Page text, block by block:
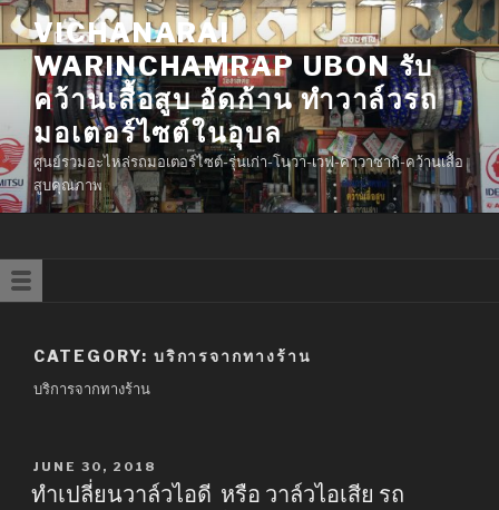
Skip
to
content
VICHANARAI
WARINCHAMRAP UBON รับ
คว้านเสื้อสูบ อัดก้าน ทำวาล์วรถ
มอเตอร์ไซต์ในอุบล
ศูนย์รวมอะไหล่รถมอเตอร์ไซต์-รุ่นเก่า-โนวา-เวฟ-คาวาซากิ-คว้านเสื้อ
สูบคุณภาพ
CATEGORY: บริการจากทางร้าน
บริการจากทางร้าน
POSTED
ON
JUNE 30, 2018
ทำเปลี่ยนวาล์วไอดี หรือ วาล์วไอเสีย รถ